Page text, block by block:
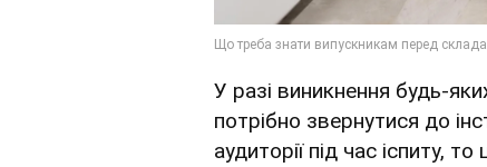
У разі виникнення будь-
потрібно звернутися до
аудиторії під час іспиту,